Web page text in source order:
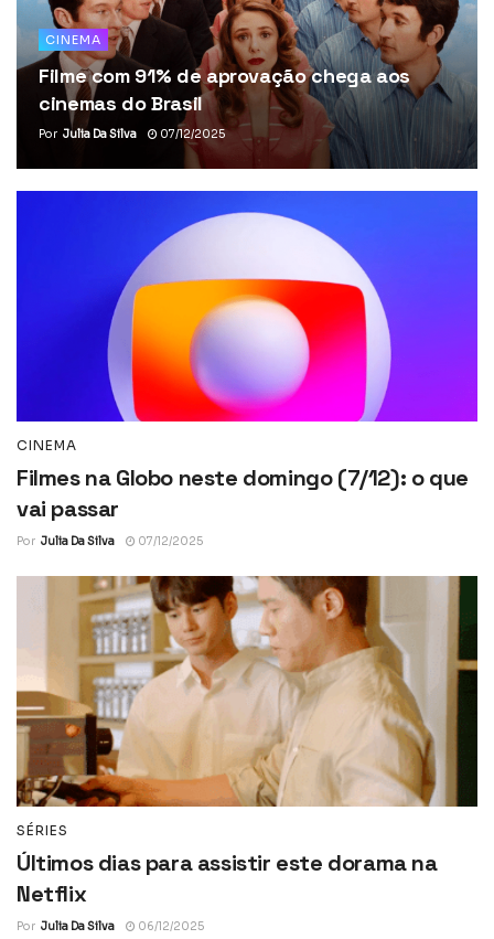
CINEMA
Filme com 91% de aprovação chega aos
cinemas do Brasil
Por Julia Da Silva 07/12/2025
CINEMA
Filmes na Globo neste domingo (7/12): o que
vai passar
Por Julia Da Silva 07/12/2025
SÉRIES
Últimos dias para assistir este dorama na
Netflix
Por Julia Da Silva 06/12/2025